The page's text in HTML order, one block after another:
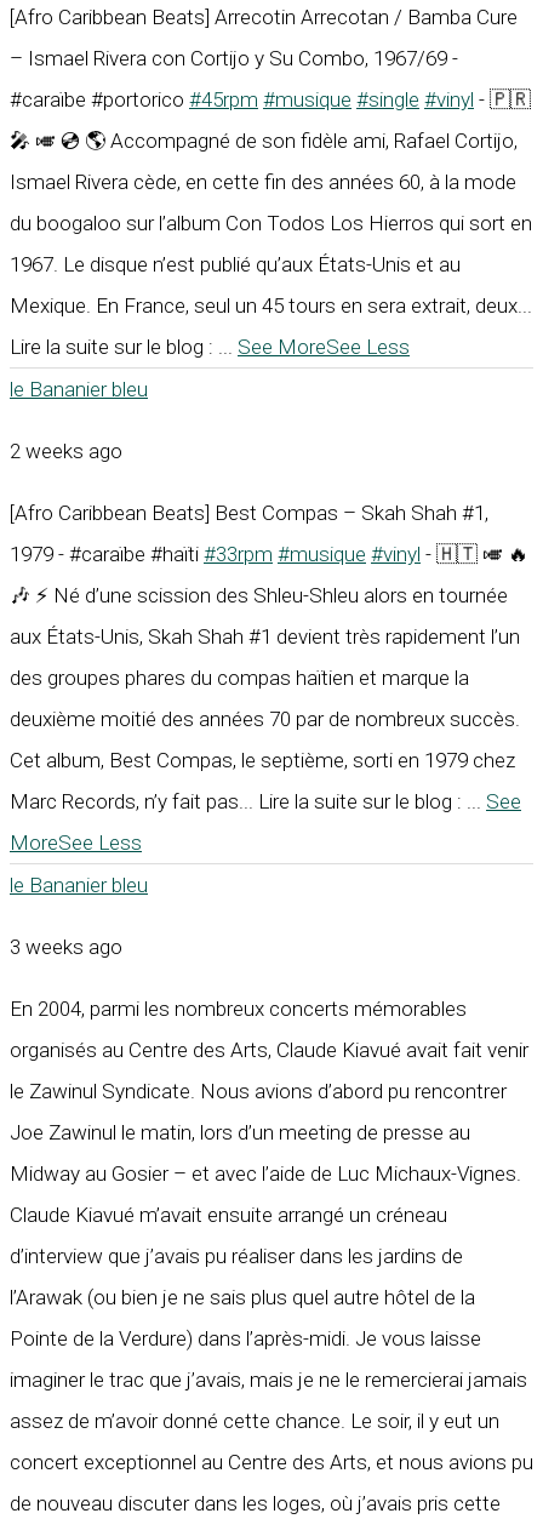
[Afro Caribbean Beats] Arrecotin Arrecotan / Bamba Cure
– Ismael Rivera con Cortijo y Su Combo, 1967/69 -
#caraïbe #portorico #45rpm #musique #single #vinyl - 🇵🇷
🎤 🎺 💿 🌎 Accompagné de son fidèle ami, Rafael Cortijo,
Ismael Rivera cède, en cette fin des années 60, à la mode
du boogaloo sur l’album Con Todos Los Hierros qui sort en
1967. Le disque n’est publié qu’aux États-Unis et au
Mexique. En France, seul un 45 tours en sera extrait, deux...
Lire la suite sur le blog :
See MoreSee Less
le Bananier bleu
2 weeks ago
[Afro Caribbean Beats] Best Compas – Skah Shah #1,
1979 - #caraïbe #haïti #33rpm #musique #vinyl - 🇭🇹 🎺 🔥
🎶 ⚡ Né d’une scission des Shleu-Shleu alors en tournée
aux États-Unis, Skah Shah #1 devient très rapidement l’un
des groupes phares du compas haïtien et marque la
deuxième moitié des années 70 par de nombreux succès.
Cet album, Best Compas, le septième, sorti en 1979 chez
Marc Records, n’y fait pas... Lire la suite sur le blog :
See
MoreSee Less
le Bananier bleu
3 weeks ago
En 2004, parmi les nombreux concerts mémorables
organisés au Centre des Arts, Claude Kiavué avait fait venir
le Zawinul Syndicate. Nous avions d’abord pu rencontrer
Joe Zawinul le matin, lors d’un meeting de presse au
Midway au Gosier – et avec l’aide de Luc Michaux-Vignes.
Claude Kiavué m’avait ensuite arrangé un créneau
d’interview que j’avais pu réaliser dans les jardins de
l’Arawak (ou bien je ne sais plus quel autre hôtel de la
Pointe de la Verdure) dans l’après-midi. Je vous laisse
imaginer le trac que j’avais, mais je ne le remercierai jamais
assez de m’avoir donné cette chance. Le soir, il y eut un
concert exceptionnel au Centre des Arts, et nous avions pu
de nouveau discuter dans les loges, où j’avais pris cette